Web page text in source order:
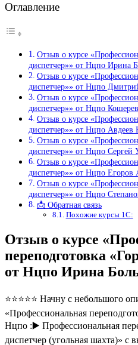
Оглавление
Отзыв о курсе
диспетчер»» от Нцпо Ирина
Отзыв о курсе
диспетчер»» от Нцпо
Отзыв о курсе
диспетчер»» от Нцпо
Отзыв о курсе
диспетчер»» от Нцпо Авдеев
Отзыв о курсе
диспетчер»» от Нцпо Сергей
Отзыв о курсе
диспетчер»» от Нцпо Егоров
Отзыв о курсе
диспетчер»» от Нцпо
📩 Обратная связь
Похожие курсы 1С:
Отзыв о курсе
переподготовка
от Нцпо Ирина
⭐⭐⭐⭐⭐ Начну с небольшого
«Профессиональная
Нцпо :▶️ Профессиональная
диспетчер (угольная шахта)» с